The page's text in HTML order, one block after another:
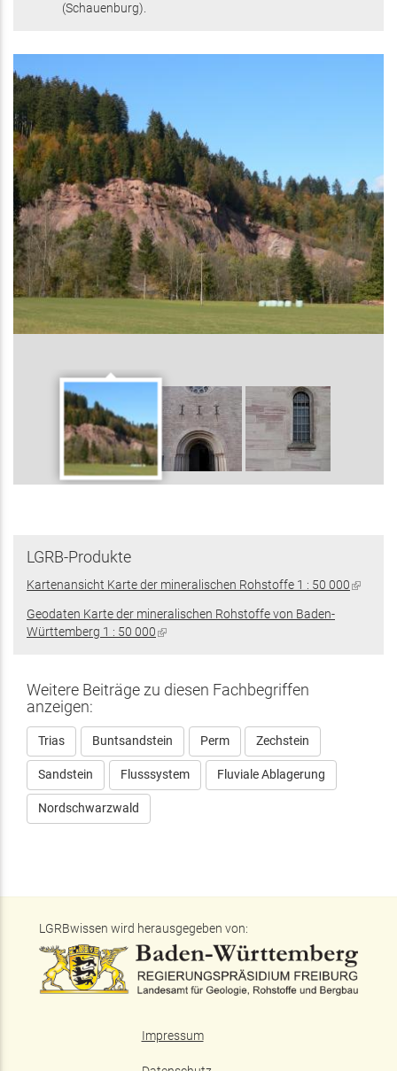
(Schauenburg).
LGRB-Produkte
Kartenansicht Karte der mineralischen Rohstoffe 1 : 50 000(Link
Geodaten Karte der mineralischen Rohstoffe von Baden-
Württemberg 1 : 50 000(Link
Weitere Beiträge zu diesen Fachbegriffen
anzeigen:
Trias Buntsandstein Perm Zechstein
Sandstein Flusssystem Fluviale Ablagerung
Nordschwarzwald
LGRBwissen wird herausgegeben von:
Impressum